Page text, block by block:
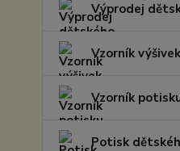
Výprodej
Vzorník výšivek
Vzorník
Potisk